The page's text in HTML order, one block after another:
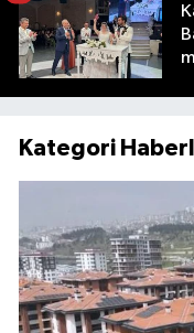
Kategori